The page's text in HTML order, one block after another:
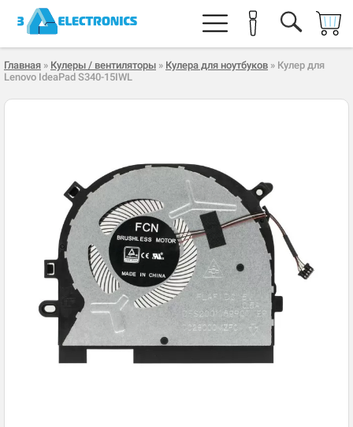
Главная » Кулеры / вентиляторы » Кулера для ноутбуков » Кулер для
Lenovo IdeaPad S340-15IWL